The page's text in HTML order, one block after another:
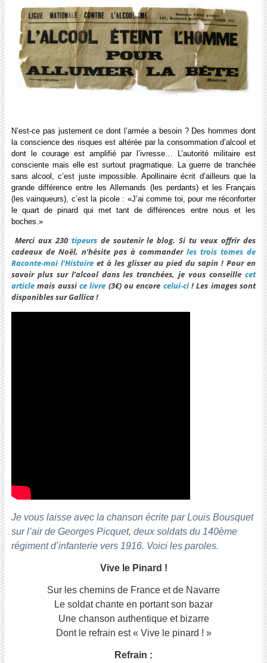
N’est-ce pas justement ce dont l’armée a besoin ? Des hommes dont
la conscience des risques est altérée par la consommation d’alcool et
dont le courage est amplifié par l’ivresse… L’autorité militaire est
consciente mais elle est surtout pragmatique. La guerre de tranchée
sans alcool, c’est juste impossible. Apollinaire écrit d’ailleurs que la
grande différence entre les Allemands (les perdants) et les Français
(les vainqueurs), c’est la picole : «J’ai comme toi, pour me réconforter
le quart de pinard qui met tant de différences entre nous et les
boches.»
Merci aux 230tipeursde soutenir le blog. Si tu veux offrir des
cadeaux de Noël, n’hésite pas à commanderles trois tomes de
Raconte-moi l’Histoire et à les glisser au pied du sapin ! Pour en
savoir plus sur l’alcool dans les tranchées, je vous conseillecet
articlemais aussi ce livre (3€) ou encore celui-ci! Les images sont
disponibles sur Gallica !
Je vous laisse avec la chanson écrite par Louis Bousquet
sur l’air de Georges Picquet, deux soldats du 140ème
régiment d’infanterie vers 1916. Voici les paroles.
Vive le Pinard !
Sur les chemins de France et de Navarre
Le soldat chante en portant son bazar
Une chanson authentique et bizarre
Dont le refrain est « Vive le pinard ! »
Refrain :